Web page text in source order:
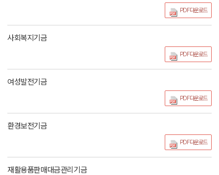
PDF다운로드
사회복지기금
PDF다운로드
여성발전기금
PDF다운로드
환경보전기금
PDF다운로드
재활용품판매대금관리기금